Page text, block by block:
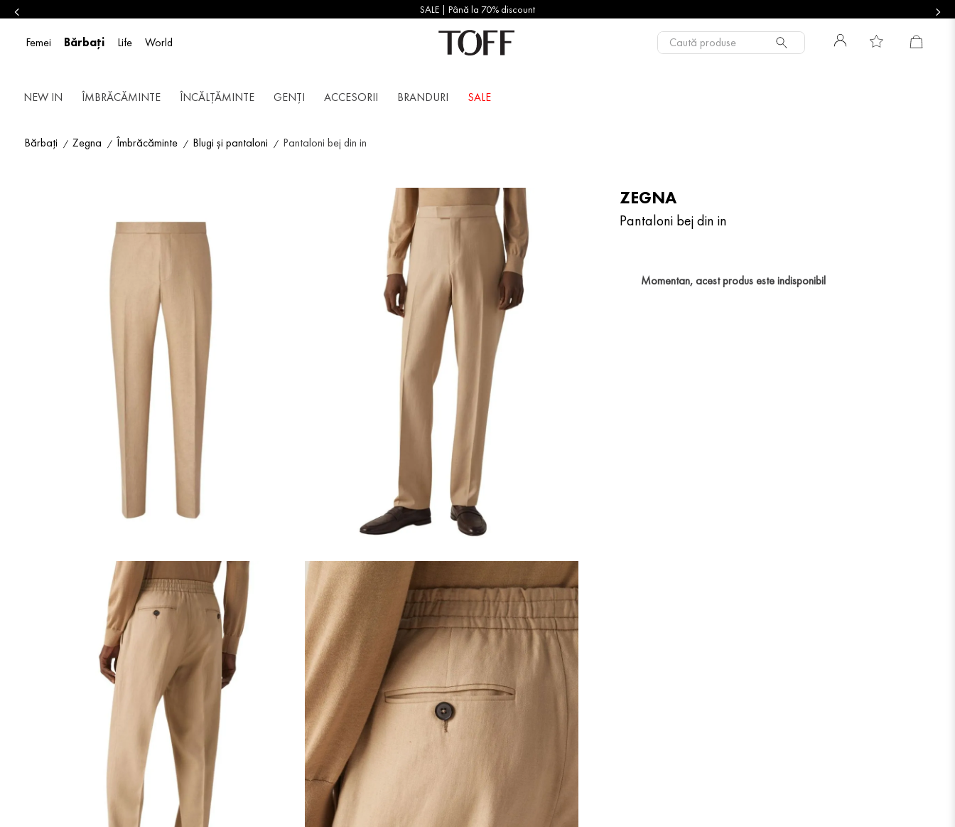
SALE | Până la 70% discount
Femei Bărbați Life World Caută produse
NEW IN ÎMBRĂCĂMINTE ÎNCĂLȚĂMINTE GENȚI ACCESORII BRANDURI SALE
Bărbați Zegna Îmbrăcăminte Blugi și pantaloni Pantaloni bej din in
ZEGNA
Pantaloni bej din in
Momentan, acest produs este indisponibil